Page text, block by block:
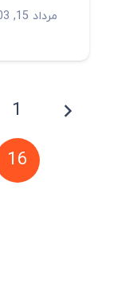
مرداد 15, 1403
1
16